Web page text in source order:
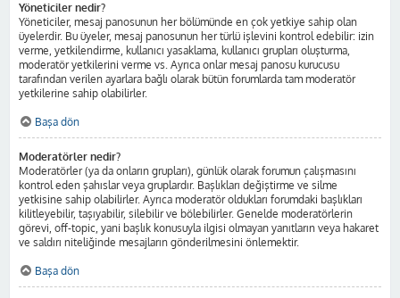
Yöneticiler nedir?
Yöneticiler, mesaj panosunun her bölümünde en çok yetkiye sahip olan
üyelerdir. Bu üyeler, mesaj panosunun her türlü işlevini kontrol edebilir: izin
verme, yetkilendirme, kullanıcı yasaklama, kullanıcı grupları oluşturma,
moderatör yetkilerini verme vs. Ayrıca onlar mesaj panosu kurucusu
tarafından verilen ayarlara bağlı olarak bütün forumlarda tam moderatör
yetkilerine sahip olabilirler.
Başa dön
Moderatörler nedir?
Moderatörler (ya da onların grupları), günlük olarak forumun çalışmasını
kontrol eden şahıslar veya gruplardır. Başlıkları değiştirme ve silme
yetkisine sahip olabilirler. Ayrıca moderatör oldukları forumdaki başlıkları
kilitleyebilir, taşıyabilir, silebilir ve bölebilirler. Genelde moderatörlerin
görevi, off-topic, yani başlık konusuyla ilgisi olmayan yanıtların veya hakaret
ve saldırı niteliğinde mesajların gönderilmesini önlemektir.
Başa dön